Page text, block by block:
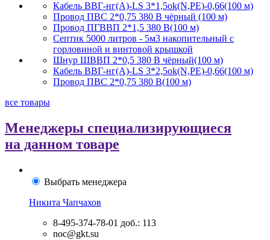
Кабель ВВГ-нг(А)-LS 3*1,5ok(N,PE)-0,66(100 м)
Провод ПВС 2*0,75 380 В чёрный (100 м)
Провод ПГВВП 2*1,5 380 В(100 м)
Септик 5000 литров - 5м3 накопительный с
горловиной и винтовой крышкой
Шнур ШВВП 2*0,5 380 В чёрный(100 м)
Кабель ВВГ-нг(А)-LS 3*2,5ok(N,PE)-0,66(100 м)
Провод ПВС 2*0,75 380 В(100 м)
все товары
Менеджеры специализирующиеся
на данном товаре
Выбрать менеджера
Никита Чапчахов
8-495-374-78-01 доб.: 113
noc@gkt.su